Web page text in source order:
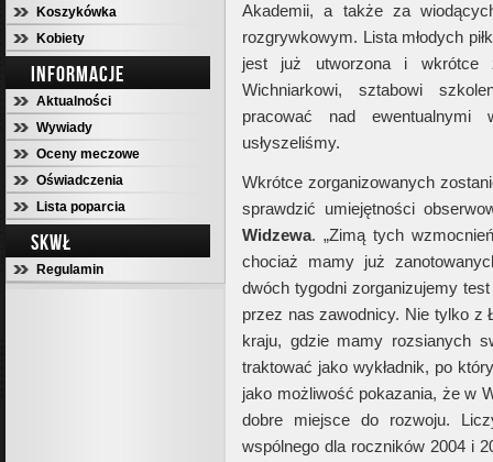
Koszykówka
Kobiety
INFORMACJE
Aktualności
Wywiady
Oceny meczowe
Oświadczenia
Lista poparcia
SKWŁ
Regulamin
Akademii, a także za
rozgrywkowym. Lista młodych
jest już utworzona i wkrótce
Wichniarkowi, sztabowi
pracować nad
usłyszeliśmy.
Wkrótce zorganizowanych
sprawdzić umiejętności
Widzewa. „Zimą tych
chociaż mamy już
dwóch tygodni zorganizujemy
przez nas zawodnicy. Nie tylko z
kraju, gdzie mamy rozsianych
traktować jako wykładnik, po
jako możliwość pokazania, że w
dobre miejsce do rozwoju.
wspólnego dla roczników 2004 i